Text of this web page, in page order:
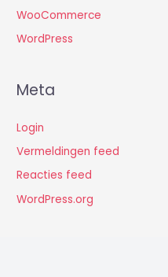
WooCommerce
WordPress
Meta
Login
Vermeldingen feed
Reacties feed
WordPress.org